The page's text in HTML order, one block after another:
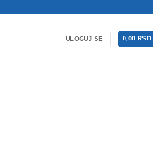
ULOGUJ SE 0,00 RSD